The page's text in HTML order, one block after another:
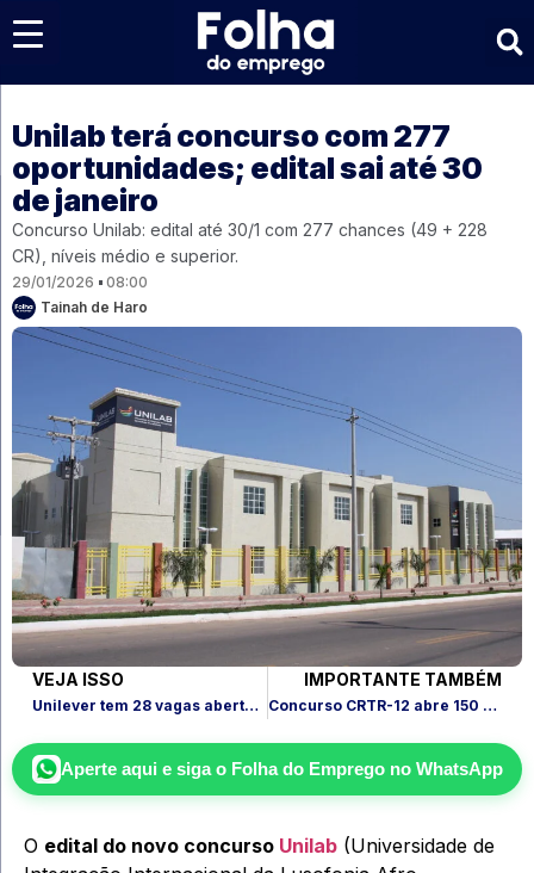
Unilab terá concurso com 277
oportunidades; edital sai até 30
de janeiro
Concurso Unilab: edital até 30/1 com 277 chances (49 + 228
CR), níveis médio e superior.
29/01/2026
08:00
Tainah de Haro
VEJA ISSO
Unilever tem 28 vagas abertas no Brasil; veja como participar
IMPORTANTE TAMBÉM
Concurso CRTR-12 abre 150 vagas em MT e MS; inscrições abertas
Aperte aqui e siga o Folha do Empregono WhatsApp
O edital do novo concurso Unilab (Universidade de